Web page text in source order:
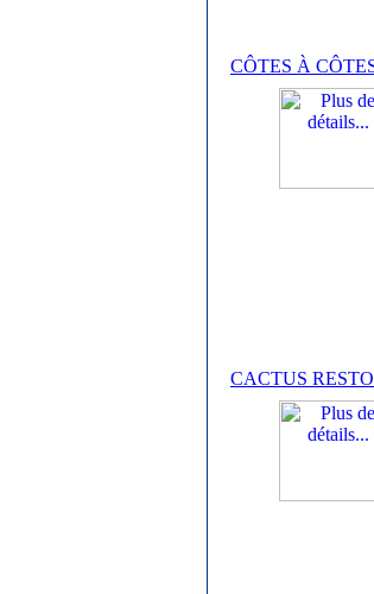
CÔTES À
CACTUS